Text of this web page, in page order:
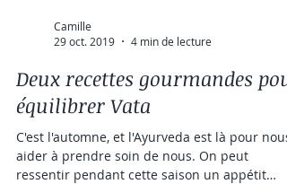
29 oct. 2019
4 min de lecture
Deux recettes gourmandes pour
équilibrer Vata
C'est l'automne, et l'Ayurveda est là pour nous